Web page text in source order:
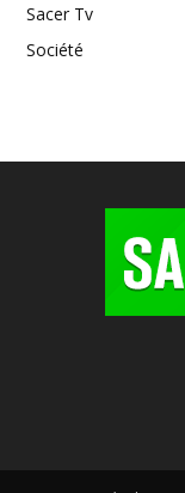
Sacer Tv
Société